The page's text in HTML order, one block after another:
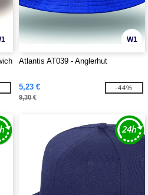
W1
Atlantis AT039 - Anglerhut
5,23 €
9,30 €
-44%